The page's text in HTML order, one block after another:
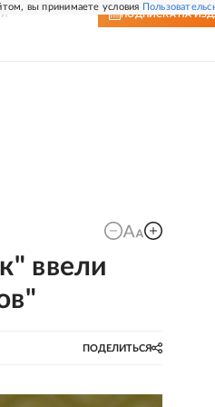
вы принимаете условия
ПОДПИСКА НА
ввели
ПОДЕЛИТЬСЯ